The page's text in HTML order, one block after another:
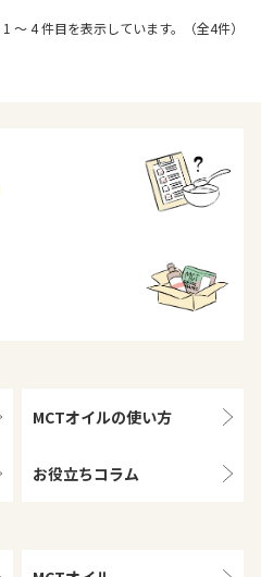
1 ～ 4 件目を表示しています。（全4件）
MCTオイルの使い方
お役立ちコラム